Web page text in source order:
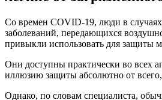
Со времен COVID-19, люди в
заболеваний, передающихся
привыкли использовать для защиты
Они доступны практически во всех
иллюзию защиты абсолютно от всего,
Однако, по словам специалиста,